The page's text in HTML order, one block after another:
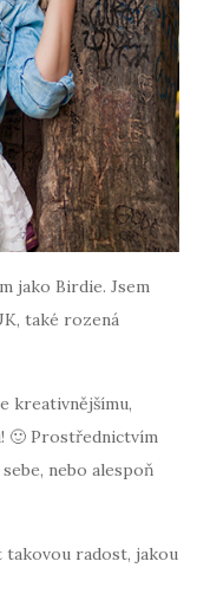
jako Birdie. Jsem
také rozená
kreativnějšímu,
🙂 Prostřednictvím
nebo alespoň
takovou radost, jakou